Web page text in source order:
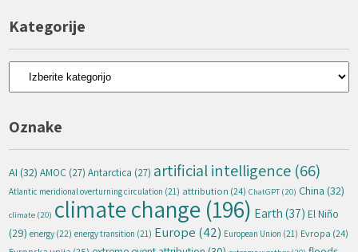
Kategorije
Kategorije
Oznake
AI (32) AMOC (27) Antarctica (27) artificial intelligence (66)
Atlantic meridional overturning circulation (21) attribution (24) ChatGPT (20) China (32)
climate (20) climate change (196) Earth (37) El Niño
(29) energy (22) energy transition (21) Europe (42) European Union (21) Evropa (24)